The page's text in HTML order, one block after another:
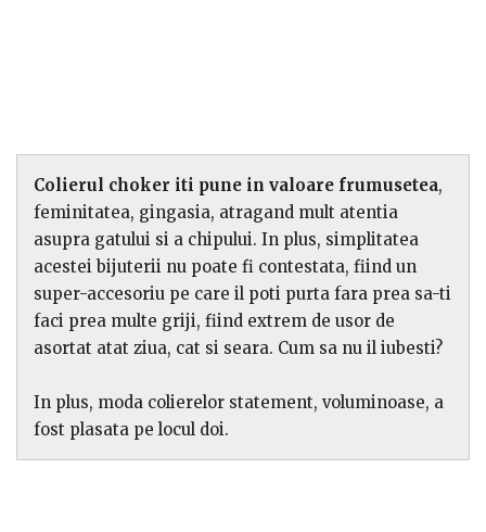
Colierul choker iti pune in valoare frumusetea,
feminitatea, gingasia, atragand mult atentia
asupra gatului si a chipului. In plus, simplitatea
acestei bijuterii nu poate fi contestata, fiind un
super-accesoriu pe care il poti purta fara prea sa-ti
faci prea multe griji, fiind extrem de usor de
asortat atat ziua, cat si seara. Cum sa nu il iubesti?
In plus, moda colierelor statement, voluminoase, a
fost plasata pe locul doi.